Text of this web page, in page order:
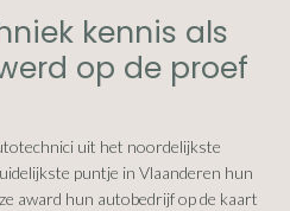
kennis als
op de proef
uit het noordelijkste
puntje in Vlaanderen hun
award hun autobedrijf op de kaart